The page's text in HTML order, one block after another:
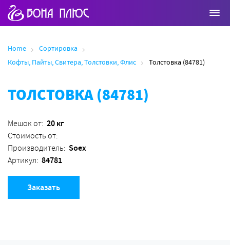
Home
Сортировка
Кофты, Пайты, Свитера, Толстовки, Флис
Толстовка (84781)
ТОЛСТОВКА (84781)
Мешок от: 20 кг
Стоимость от:
Производитель: Soex
Артикул: 84781
Заказать